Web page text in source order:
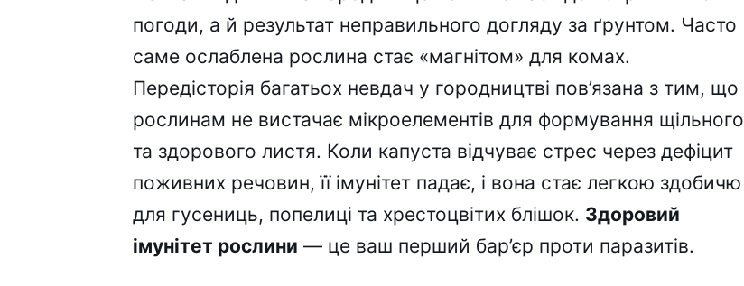
погоди, а й результат неправильного догляду за ґрунтом. Часто
саме ослаблена рослина стає «магнітом» для комах.
Передісторія багатьох невдач у городництві пов’язана з тим, що
рослинам не вистачає мікроелементів для формування щільного
та здорового листя. Коли капуста відчуває стрес через дефіцит
поживних речовин, її імунітет падає, і вона стає легкою здобичю
для гусениць, попелиці та хрестоцвітих блішок. Здоровий
імунітет рослини — це ваш перший бар’єр проти паразитів.